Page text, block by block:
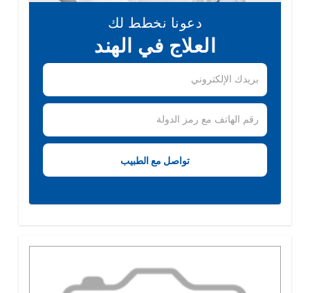
دعونا نخطط لك
العلاج في الهند